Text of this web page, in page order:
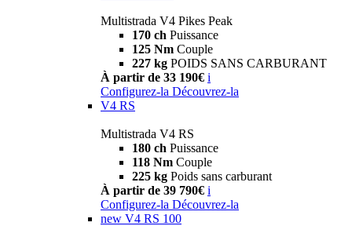
Multistrada V4 Pikes Peak
170 ch Puissance
125 Nm Couple
227 kg POIDS SANS CARBURANT
À partir de 33 190€ i
Configurez-la Découvrez-la
V4 RS
Multistrada V4 RS
180 ch Puissance
118 Nm Couple
225 kg Poids sans carburant
À partir de 39 790€ i
Configurez-la Découvrez-la
new V4 RS 100